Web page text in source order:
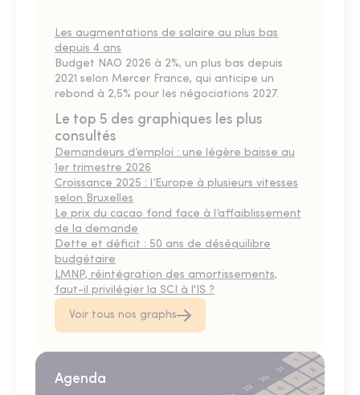
Les augmentations de salaire au plus bas
depuis 4 ans
Budget NAO 2026 à 2%, un plus bas depuis
2021 selon Mercer France, qui anticipe un
rebond à 2,5% pour les négociations 2027.
Le top 5 des graphiques les plus
consultés
Demandeurs d’emploi : une légère baisse au
1er trimestre 2026
Croissance 2025 : l’Europe à plusieurs vitesses
selon Bruxelles
Le prix du cacao fond face à l’affaiblissement
de la demande
Dette et déficit : 50 ans de déséquilibre
budgétaire
LMNP, réintégration des amortissements,
faut-il privilégier la SCI à l'IS ?
Voir tous nos graphs
Agenda